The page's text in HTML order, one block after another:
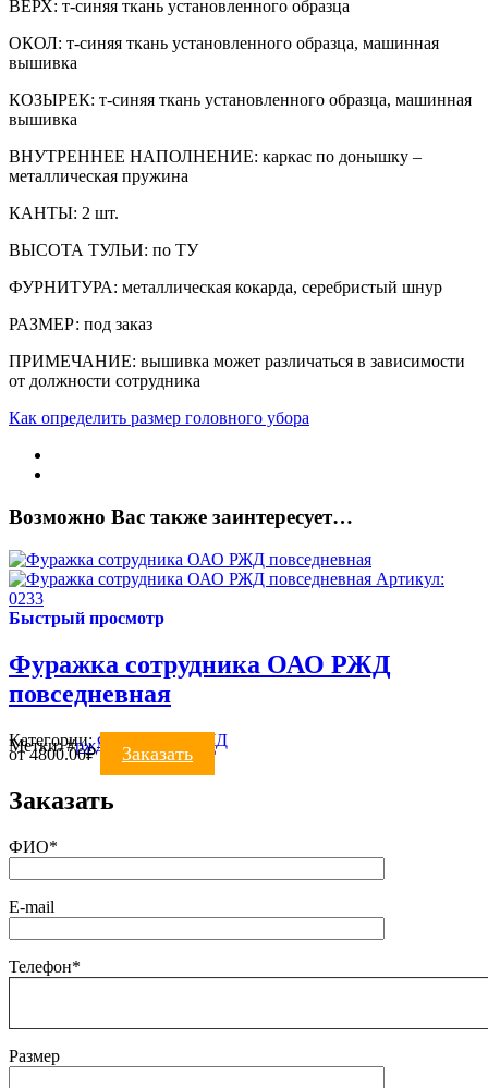
ВЕРХ: т-синяя ткань установленного образца
ОКОЛ: т-синяя ткань установленного образца, машинная
вышивка
КОЗЫРЕК: т-синяя ткань установленного образца, машинная
вышивка
ВНУТРЕННЕЕ НАПОЛНЕНИЕ: каркас по донышку –
металлическая пружина
КАНТЫ: 2 шт.
ВЫСОТА ТУЛЬИ: по ТУ
ФУРНИТУРА: металлическая кокарда, серебристый шнур
РАЗМЕР: под заказ
ПРИМЕЧАНИЕ: вышивка может различаться в зависимости
от должности сотрудника
Как определить размер головного убора
Возможно Вас также заинтересует…
Артикул:
0233
Быстрый просмотр
Фуражка сотрудника ОАО РЖД
повседневная
Категории: ФУРАЖКИ РЖД
Метки:#ржд фуражка ржд
от4800.00₽ Заказать
Заказать
ФИО*
E-mail
Телефон*
Размер